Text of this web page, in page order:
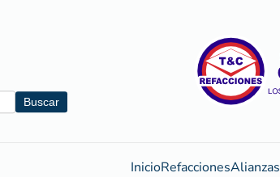
Buscar
InicioRefaccionesAlianzas